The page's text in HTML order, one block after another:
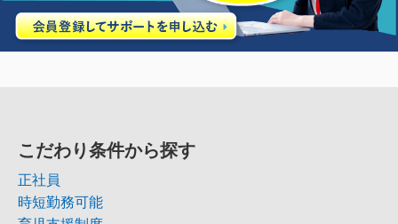
こだわり条件から探す
正社員
時短勤務可能